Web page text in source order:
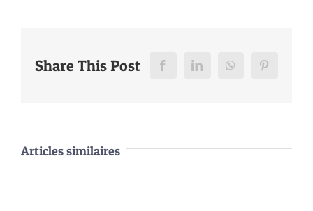
Share This Post FacebookLinkedInWhatsAppPinterest
Articles similaires